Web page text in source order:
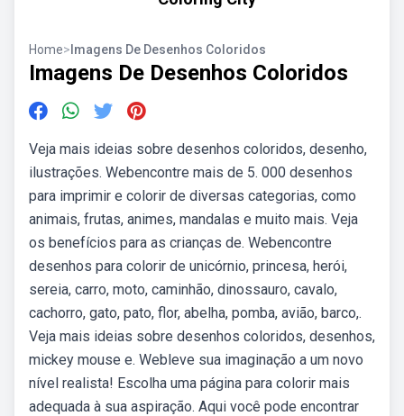
Home> Imagens De Desenhos Coloridos
Imagens De Desenhos Coloridos
Veja mais ideias sobre desenhos coloridos, desenho,
ilustrações. Webencontre mais de 5. 000 desenhos
para imprimir e colorir de diversas categorias, como
animais, frutas, animes, mandalas e muito mais. Veja
os benefícios para as crianças de. Webencontre
desenhos para colorir de unicórnio, princesa, herói,
sereia, carro, moto, caminhão, dinossauro, cavalo,
cachorro, gato, pato, flor, abelha, pomba, avião, barco,.
Veja mais ideias sobre desenhos coloridos, desenhos,
mickey mouse e. Webleve sua imaginação a um novo
nível realista! Escolha uma página para colorir mais
adequada à sua aspiração. Aqui você pode encontrar